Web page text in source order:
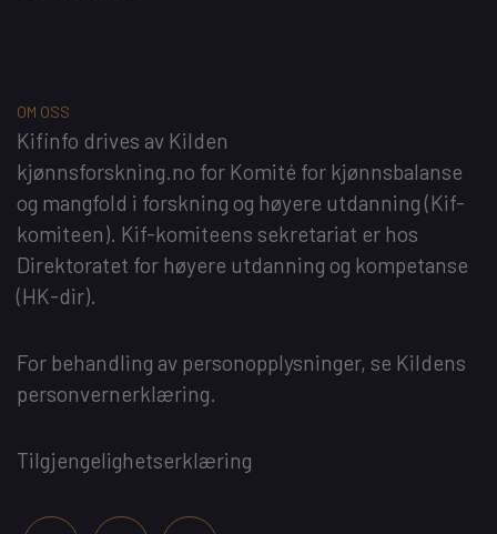
OM OSS
Kifinfo drives av Kilden
kjønnsforskning.no for Komité for kjønnsbalanse
og mangfold i forskning og høyere utdanning(Kif-
komiteen). Kif-komiteens sekretariat er hos
Direktoratet for høyere utdanning og kompetanse
(HK-dir).
For behandling av personopplysninger, se Kildens
personvernerklæring.
Tilgjengelighetserklæring